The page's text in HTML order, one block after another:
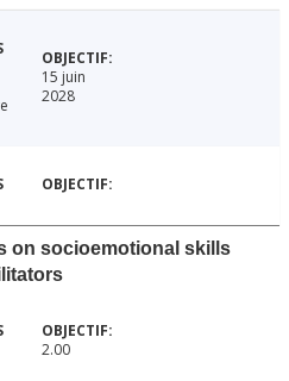
15 juin
2028
on socioemotional skills
2.00